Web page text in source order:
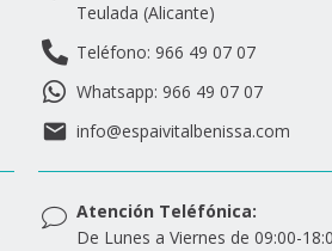
Teulada (Alicante)
Teléfono: 966 49 07 07
Whatsapp: 966 49 07 07
info@espaivitalbenissa.com
Atención Teléfónica:
De Lunes a Viernes de 09:00-